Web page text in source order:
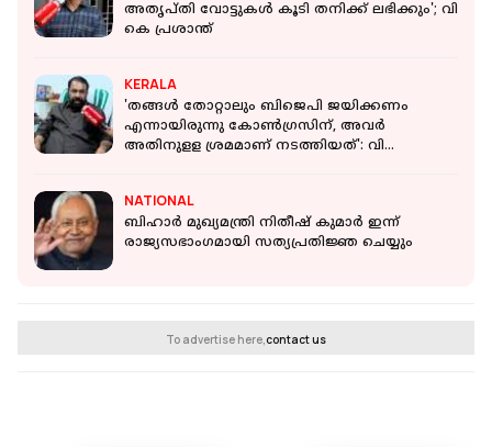
അതൃപ്‌തി വോട്ടുകൾ കൂടി തനിക്ക് ലഭിക്കും'; വി
കെ പ്രശാന്ത്
KERALA
'തങ്ങൾ തോറ്റാലും ബിജെപി ജയിക്കണം
എന്നായിരുന്നു കോൺഗ്രസിന്, അവർ
അതിനുളള ശ്രമമാണ് നടത്തിയത്': വി
NATIONAL
ബിഹാര്‍ മുഖ്യമന്ത്രി നിതീഷ് കുമാര്‍ ഇന്ന്
രാജ്യസഭാംഗമായി സത്യപ്രതിജ്ഞ ചെയ്യും
To advertise here,contact us